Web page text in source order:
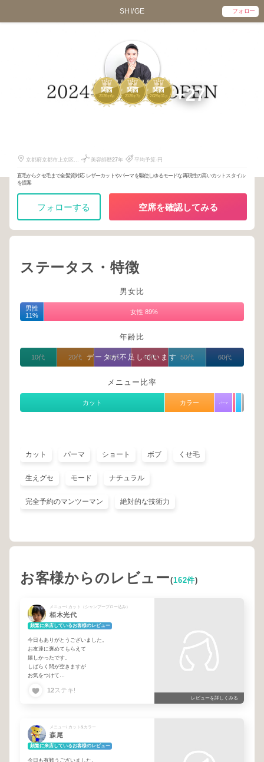
SHI/GE フォロー
1
関西
2026年 6月
2
関西
2026年 7月
3
関西
2025年 11 月 +27
京都府京都市上京区堀
美容師歴27年 平均予算-円
直毛からクセ毛まで全髪質対応 レザーカットやパーマを駆使しゆるモードな再現性の高いカットスタイル
を提案
フォローする 空席を確認してみる
ステータス・特徴
男女比
男性
11%
女性 89%
年齢比
データが不足しています
10代 20代 30代 40代 50代 60代
メニュー比率
カット カラー パーマ
カット パーマ ショート ボブ くせ毛
生えグセ モード ナチュラル
完全予約のマンツーマン 絶対的な技術力
お客様からのレビュー(162件)
メニュー/ カット（シャンプーブロー込み）
栢木光代
頻繁に来店しているお客様のレビュー
今日もありがとうございました。
お友達に褒めてもらえて
嬉しかったです。
しばらく間が空きますが
お気をつけて
12ステキ!
レビューを詳しくみる
メニュー/ カット&カラー
森尾
頻繁に来店しているお客様のレビュー
今日も有難うございました。